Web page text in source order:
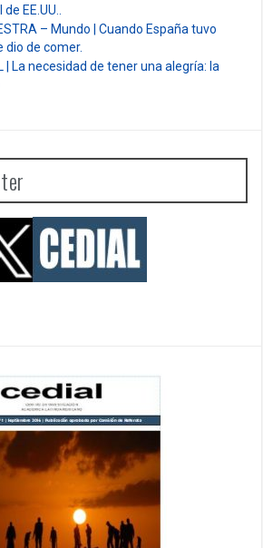
| Se echan los dados éticos de la
SOBERANIA TERRITORIAL,
| Repudiamos las declaraciones ofensivas
de comer.
| La necesidad de tener una alegría: la